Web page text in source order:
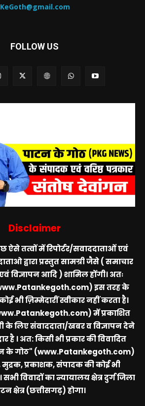
FOLLOW US
Disclaimer
तत्वों में रिपोर्टर/सवाददाताओं एवं
द्वारा प्रस्तुत सामग्री जैसे ( समाचार
विज्ञापन आदि ) शामिल होंगी। अतः
इस तरह के
भी ज़िम्मेदारीं स्वीकार नहीं करता है।
में प्रकाशित
के लिए संवाददाता/खबर व विज्ञापन देने
है । अत: किसी भी प्रकार की विवादित
के गोठ" (www.Patankegoth.com)
मुद्रक, प्रकाशक, संपादक की कोई भी
सभी विवादों का न्यायालय क्षेत्र दुर्ग जिला
क्षेत्र (छत्तीसगढ़) होगा।